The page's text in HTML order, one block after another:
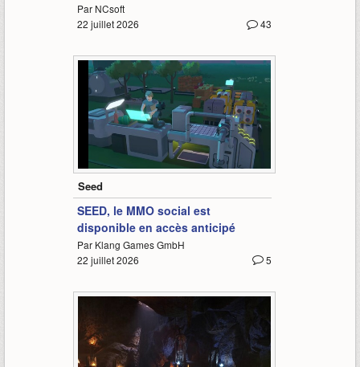
Par NCsoft
43
22 juillet 2026
6:01
Seed
SEED, le MMO social est
disponible en accès anticipé
Par Klang Games GmbH
5
22 juillet 2026